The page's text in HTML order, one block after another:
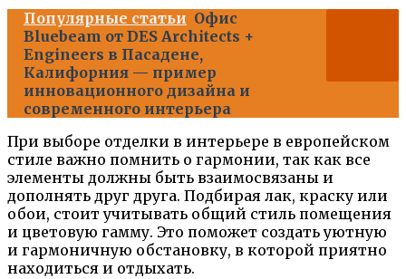
Популярные статьи Офис
Bluebeam от DES Architects +
Engineers в Пасадене,
Калифорния — пример
инновационного дизайна и
современного интерьера
При выборе отделки в интерьере в европейском
стиле важно помнить о гармонии, так как все
элементы должны быть взаимосвязаны и
дополнять друг друга. Подбирая лак, краску или
обои, стоит учитывать общий стиль помещения
и цветовую гамму. Это поможет создать уютную
и гармоничную обстановку, в которой приятно
находиться и отдыхать.